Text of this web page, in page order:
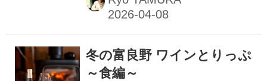
きのある53坪全33席の空間にはアール
を描いたカウンタ...
手にワイントークならぬ、セラーを前
フリーアナウンサー。芸能事務所「㈱
セント・フォース」取締役。料理・パ
冬の富良野 ワインとりっぷ
～食編～